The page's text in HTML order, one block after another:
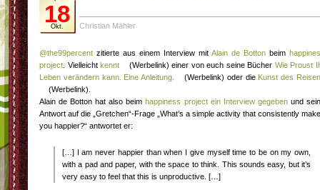
18
Okt. Christian Mähler
@the99percent zitierte aus einem Interview mit Alain de Botton beim
project . Vielleichtkennt (Werbelink) einer von euch seine Bücher Wie Proust
Leben verändern kann. Eine Anleitung.
(Werbelink) oder die Kunst des
(Werbelink).
Alain de Botton hat also beimhappiness project ein Interview gegebenund
Antwort auf die „Gretchen“-Frage „What’s a simple activity that consistently
you happier?“ antwortet er:
[…] I am never happier than when I give myself time to be on my own,
with a pad and paper, with the space to think. This sounds easy, but it’s
very easy to feel that this is unproductive. […]